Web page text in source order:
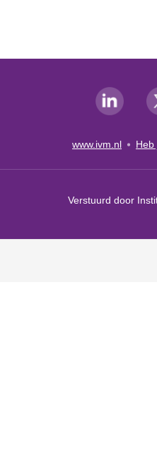
www.ivm.nl Heb
Verstuurd door